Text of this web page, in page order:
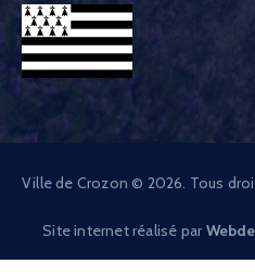
Ville de Crozon © 2026. Tous
Site internet réalisé par